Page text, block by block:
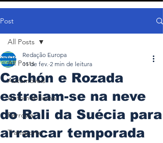
Post
All Posts
Automóveis
Automobilismo
Ferrovia
Transporte
All Posts
Cachón e Rozada
estreiam-se na neve
do Rali da Suécia para
arrancar temporada
Redação Europa
11 de fev. 2 min de leitura